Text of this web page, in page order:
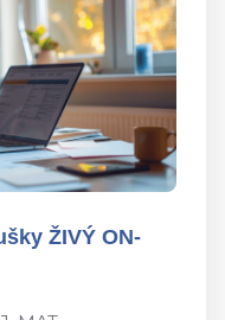
ŽIVÝ ON-